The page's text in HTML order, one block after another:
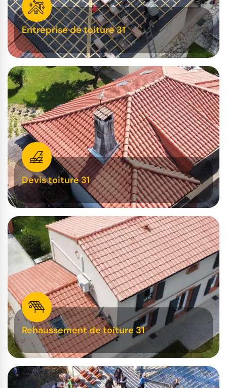
Entreprise de toiture 31
Devis toiture 31
Rehaussement de toiture 31